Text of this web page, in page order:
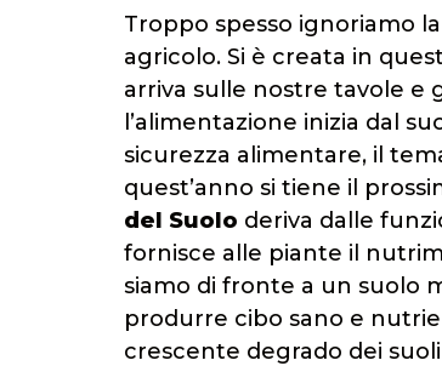
Troppo spesso ignoriamo
agricolo. Si è creata in
arriva sulle nostre tavole e
l’alimentazione inizia dal
sicurezza alimentare, il
quest’anno si tiene il
del Suolo deriva dalle
fornisce alle piante il
siamo di fronte a un suolo
produrre cibo sano e
crescente degrado dei